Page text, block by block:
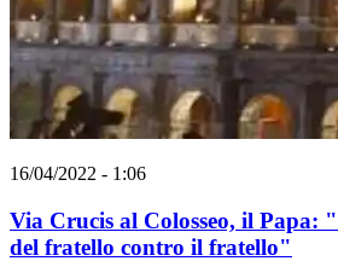
16/04/2022 - 1:06
Via Crucis al Colosseo, il Papa:
del fratello contro il fratello"